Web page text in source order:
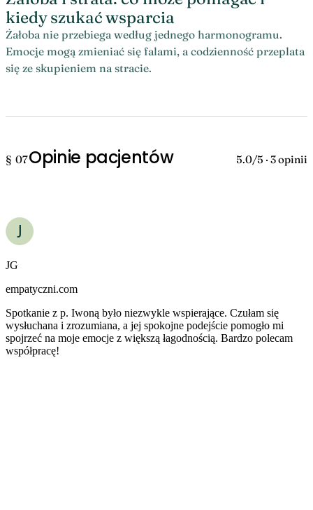
kiedy szukać wsparcia
Żałoba nie przebiega według jednego harmonogramu.
Emocje mogą zmieniać się falami, a codzienność przeplata
się ze skupieniem na stracie.
§ 07Opinie pacjentów 5.0/5 · 3 opinii
JG
empatyczni.com
Spotkanie z p. Iwoną było niezwykle wspierające. Czułam się
wysłuchana i zrozumiana, a jej spokojne podejście pomogło mi
spojrzeć na moje emocje z większą łagodnością. Bardzo polecam
współpracę!